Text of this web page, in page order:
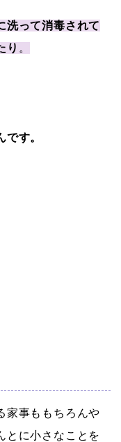
洗って消毒されて
り 。
す。
家事ももちろんや
とに小さなことを